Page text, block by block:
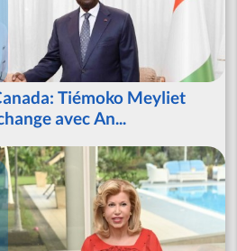
Tiémoko Meyliet
avec An...